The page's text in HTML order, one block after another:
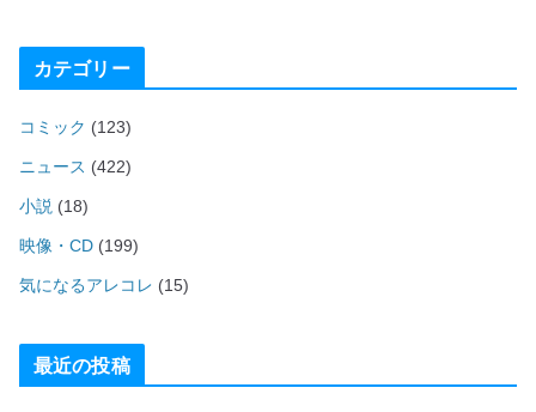
カテゴリー
コミック (123)
ニュース (422)
小説 (18)
映像・CD (199)
気になるアレコレ (15)
最近の投稿